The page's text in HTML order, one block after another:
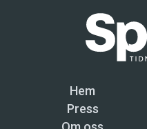
Hem
Press